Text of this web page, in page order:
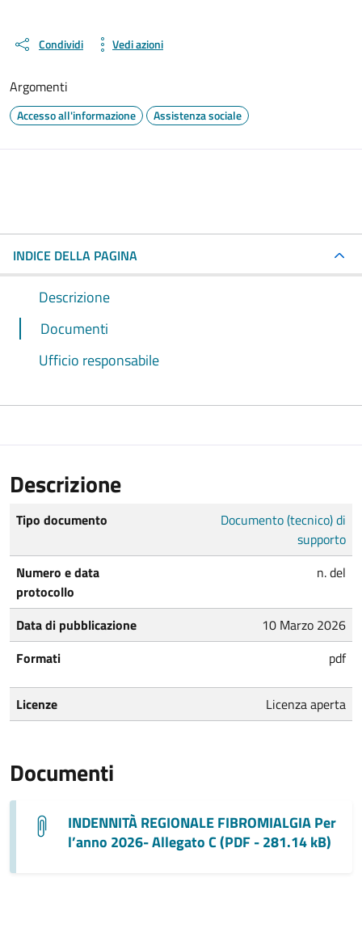
Condividi Vedi azioni
Argomenti
Accesso all'informazione Assistenza sociale
INDICE DELLA PAGINA
Descrizione
Documenti
Ufficio responsabile
Descrizione
Tipo documento
Documento (tecnico) di
supporto
Numero e data
protocollo
n. del
Data di pubblicazione
10 Marzo 2026
Formati
pdf
Licenze Licenza aperta
Documenti
INDENNITÀ REGIONALE FIBROMIALGIA Per
l’anno 2026- Allegato C (PDF - 281.14 kB)